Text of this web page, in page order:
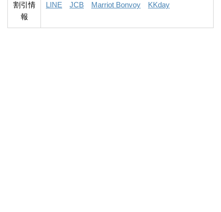
割引情
報
LINE JCB Marriot Bonvoy KKday